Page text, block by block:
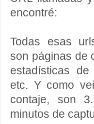
encontré:
Todas esas
son páginas de
estadísticas
etc. Y como
contaje, son
minutos de